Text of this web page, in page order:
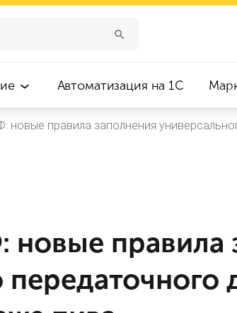
Автоматизация на 1С
новые правила заполнения
правила
передаточного